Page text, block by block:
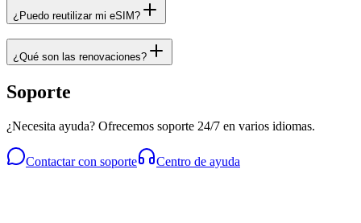
¿Puedo reutilizar mi eSIM?
¿Qué son las renovaciones?
Soporte
¿Necesita ayuda? Ofrecemos soporte 24/7 en varios idiomas.
Contactar con soporte Centro de ayuda